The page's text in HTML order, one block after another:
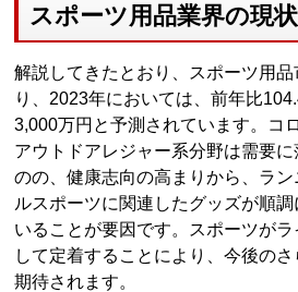
スポーツ用品業界の現
解説してきたとおり、スポーツ用
り、2023年においては、前年比
3,000万円と予測されています。コ
アウトドアレジャー系分野は需要
のの、健康志向の高まりから、ラ
ルスポーツに関連したグッズが順
いることが要因です。スポーツが
して定着することにより、今後の
期待されます。